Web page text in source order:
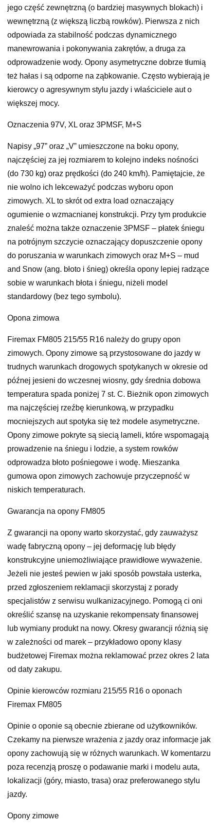
jego część zewnętrzną (o bardziej masywnych blokach) i
wewnętrzną (z większą liczbą rowków). Pierwsza z nich
odpowiada za stabilność podczas dynamicznego
manewrowania i pokonywania zakrętów, a druga za
odprowadzenie wody. Opony asymetryczne dobrze tłumią
też hałas i są odporne na ząbkowanie. Często wybierają je
kierowcy o agresywnym stylu jazdy i właściciele aut o
większej mocy.
Oznaczenia 97V, XL oraz 3PMSF, M+S
Napisy „97” oraz „V” umieszczone na boku opony,
najczęściej za jej rozmiarem to kolejno indeks nośności
(do 730 kg) oraz prędkości (do 240 km/h). Pamiętajcie, że
nie wolno ich lekceważyć podczas wyboru opon
zimowych. XL to skrót od extra load oznaczający
ogumienie o wzmacnianej konstrukcji. Przy tym produkcie
znaleść można także oznaczenie 3PMSF – płatek śniegu
na potrójnym szczycie oznaczający dopuszczenie opony
do poruszania w warunkach zimowych oraz M+S – mud
and Snow (ang. błoto i śnieg) określa opony lepiej radzące
sobie w warunkach błota i śniegu, niżeli model
standardowy (bez tego symbolu).
Opona zimowa
Firemax FM805 215/55 R16 należy do grupy opon
zimowych. Opony zimowe są przystosowane do jazdy w
trudnych warunkach drogowych spotykanych w okresie od
późnej jesieni do wczesnej wiosny, gdy średnia dobowa
temperatura spada poniżej 7 st. C. Bieżnik opon zimowych
ma najczęściej rzeźbę kierunkową, w przypadku
mocniejszych aut spotyka się też modele asymetryczne.
Opony zimowe pokryte są siecią lameli, które wspomagają
prowadzenie na śniegu i lodzie, a system rowków
odprowadza błoto pośniegowe i wodę. Mieszanka
gumowa opon zimowych zachowuje przyczepność w
niskich temperaturach.
Gwarancja na opony FM805
Z gwarancji na opony warto skorzystać, gdy zauważysz
wadę fabryczną opony – jej deformację lub błędy
konstrukcyjne uniemożliwiające prawidłowe wyważenie.
Jeżeli nie jesteś pewien w jaki sposób powstała usterka,
przed zgłoszeniem reklamacji skorzystaj z porady
specjalistów z serwisu wulkanizacyjnego. Pomogą ci oni
określić szansę na uzyskanie rekompensaty finansowej
lub wymiany produkt na nowy. Okresy gwarancji różnią się
w zależności od marek – przykładowo opony klasy
budżetowej Firemax można reklamować przez okres 2 lata
od daty zakupu.
Opinie kierowców rozmiaru 215/55 R16 o oponach
Firemax FM805
Opinie o oponie są obecnie zbierane od użytkowników.
Czekamy na pierwsze wrażenia z jazdy oraz informacje jak
opony zachowują się w różnych warunkach. W komentarzu
poza recenzją proszę o podawanie marki i modelu auta,
lokalizacji (góry, miasto, trasa) oraz preferowanego stylu
jazdy.
Opony zimowe